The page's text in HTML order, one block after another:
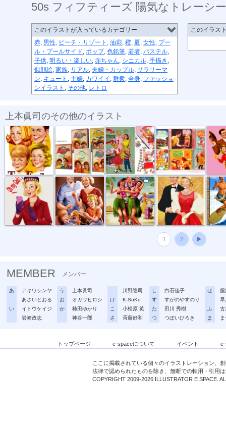
50s フィフティーズ 陽気なトレーシ
このイラストが入っているカテゴリー
赤, 男性, ビーチ・リゾート , 油彩, 橙, 夏, 女性, プー
ル・プールサイド, ポップ, 色鉛筆, 若者, パステル,
子供, 明るい・楽しい, 赤ちゃん, シニカル, 手描き ,
似顔絵, 家族, リアル, 夫婦・カップル, サラリーマ
ン, キュート , 主婦, カワイイ , 群衆, 全身, ファッショ
ンイラスト , その他, レトロ
このイラス
上本眞司のその他のイラスト
陽気なトレー... 50s バナナマン 50s フィフテ...
50s陽気なト... 50s フィフテ... 50s フィフテ... 50s フィフテ... 50s
1 2 ▶
MEMBER メンバー
あ
アキワシンヤ
あさいとおる
い
イトウケイジ
岩崎政志
う
上本眞司
お
オガワヒロシ
か
柿田ゆかり
神谷一郎
川野隆司
け
K-SuKe
こ
小松原 英
さ
斉藤好和
し
白石佳子
す
すがのやすのり
た
田川 秀樹
つ
つぼいひろき
は
早
ふ
古
ま
トップページ e-spaceについて イベント
ここに掲載されている個々のイラストレーション、
法律で認められたものを除き、無断での転用・引用
COPYRIGHT 2009-2026 ILLUSTRATOR E SPACE.